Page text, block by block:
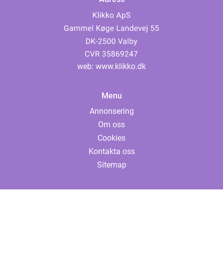
web: www.klikko.dk
Menu
Annonsering
Om oss
Cookies
Kontakta oss
Sitemap